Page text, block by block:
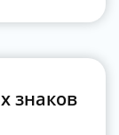
знаков